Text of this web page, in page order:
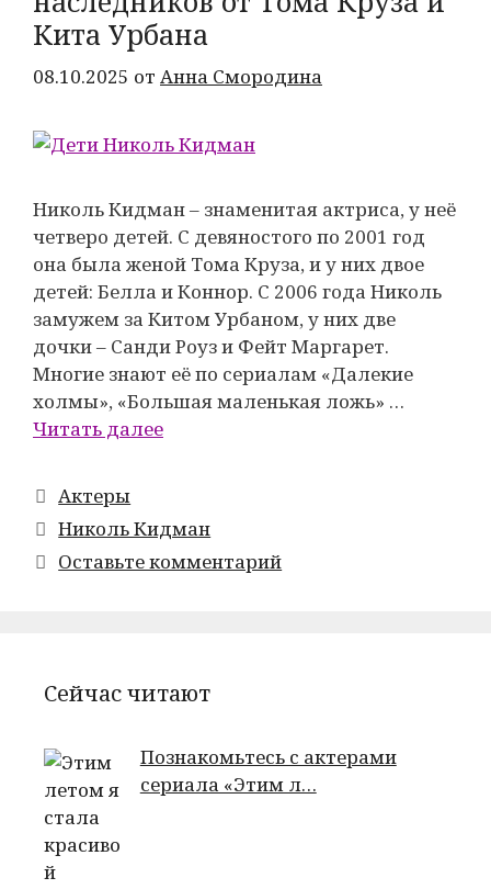
Кита Урбана
08.10.2025 от Анна Смородина
Николь Кидман – знаменитая актриса, у неё
четверо детей. С девяностого по 2001 год
она была женой Тома Круза, и у них двое
детей: Белла и Коннор. С 2006 года Николь
замужем за Китом Урбаном, у них две
дочки – Санди Роуз и Фейт Маргарет.
Многие знают её по сериалам «Далекие
холмы», «Большая маленькая ложь» …
Читать далее
Рубрики
Актеры
Метки
Николь Кидман
Оставьте комментарий
Сейчас читают
Познакомьтесь с актерами
сериала «Этим л…